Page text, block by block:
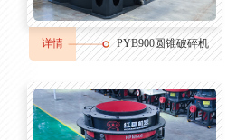
详情 PYB900圆锥破碎机